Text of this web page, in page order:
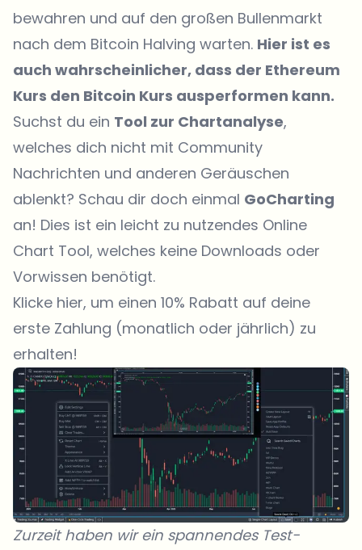
bewahren und auf den großen Bullenmarkt
nach dem Bitcoin Halving warten. Hier ist es
auch wahrscheinlicher, dass der Ethereum
Kurs den Bitcoin Kurs ausperformen kann.
Suchst du ein Tool zur Chartanalyse,
welches dich nicht mit Community
Nachrichten und anderen Geräuschen
ablenkt? Schau dir doch einmal GoCharting
an! Dies ist ein leicht zu nutzendes Online
Chart Tool, welches keine Downloads oder
Vorwissen benötigt.
Klicke hier, um einen 10% Rabatt auf deine
erste Zahlung (monatlich oder jährlich) zu
erhalten!
Zurzeit haben wir ein spannendes Test-